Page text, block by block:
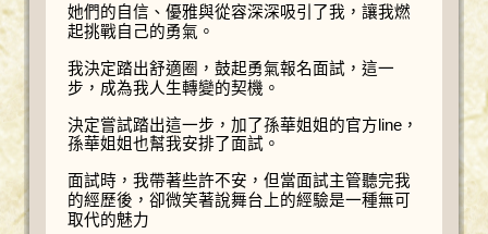
她們的自信、優雅與從容深深吸引了我，讓我燃
起挑戰自己的勇氣。
我決定踏出舒適圈，鼓起勇氣報名面試，這一
步，成為我人生轉變的契機。
決定嘗試踏出這一步，加了孫華姐姐的官方line，
孫華姐姐也幫我安排了面試。
面試時，我帶著些許不安，但當面試主管聽完我
的經歷後，卻微笑著說舞台上的經驗是一種無可
取代的魅力